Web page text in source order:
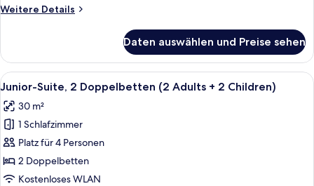
+
anzeigen
Weitere Details
Weitere
Suite,
2 Doppelbetten
(2
+
Daten auswählen und Preise sehen
Alle
Fotos
für
Junior-
Suite,
2 Doppelbetten
(2
Ein modernes Hotelzimmer mit einer
4
Junior-Suite, 2 Doppelbetten (2 Adults + 2 Children)
30 m²
1 Schlafzimmer
Platz für 4 Personen
2 Doppelbetten
Kostenloses WLAN